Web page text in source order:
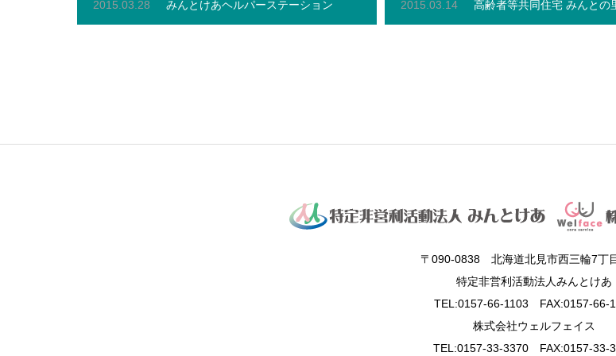
2015.03.28 みんとけあヘルパーステーション 2015.03.14 高齢者等共同住宅 みんとの
〒090-0838 北海道北見市西三輪7丁
特定非営利活動法人みんとけあ
TEL:0157-66-1103 FAX:0157-66-
株式会社ウェルフェイス
TEL:0157-33-3370 FAX:0157-33-